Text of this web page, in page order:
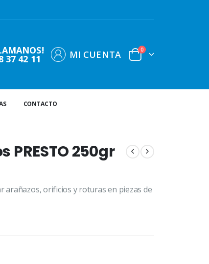
37 42 11 MI CUENTA 0
CONTACTO
250gr
arañazos, orificios y roturas en piezas de